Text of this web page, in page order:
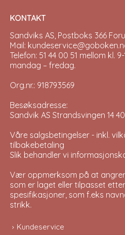
KONTAKT
Sandviks AS, Postboks 366
Mail:
Telefon: 51 44 00 51 mellom kl.
mandag – fredag.
Org.nr.: 918793569
Besøksadresse:
Sandvik AS Strandsvingen 14
Våre salgsbetingelser - inkl.
tilbakebetaling
Slik behandler vi
Vær oppmerksom på at
som er laget eller tilpasset
spesifikasjoner, som f.eks
strikk.
Kundeservice